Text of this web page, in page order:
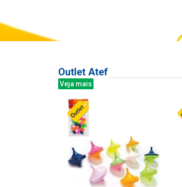
Outlet Atef
Veja mais